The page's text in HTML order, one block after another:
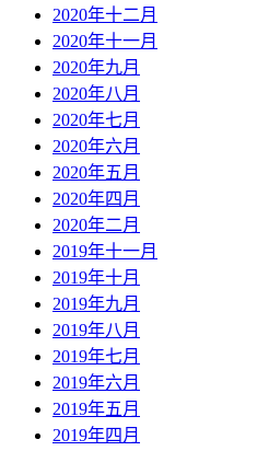
2020年十二月
2020年十一月
2020年九月
2020年八月
2020年七月
2020年六月
2020年五月
2020年四月
2020年二月
2019年十一月
2019年十月
2019年九月
2019年八月
2019年七月
2019年六月
2019年五月
2019年四月